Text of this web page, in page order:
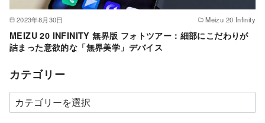
2023年8月30日 Meizu 20 Infinity
MEIZU 20 INFINITY 無界版 フォトツアー：細部にこだわりが
詰まった意欲的な「無界美学」デバイス
カテゴリー
カ
テ